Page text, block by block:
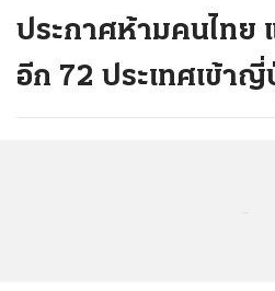
ประกาศห้ามคนไทย
อีก 72 ประเทศเข้า